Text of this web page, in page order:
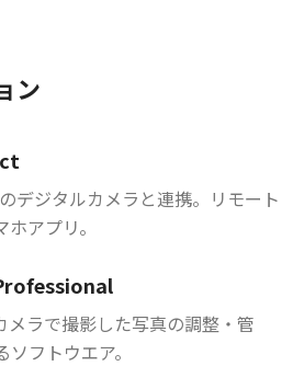
ン
デジタルカメラと連携。リモート
アプリ。
メラで撮影した写真の調整・管
フトウエア。